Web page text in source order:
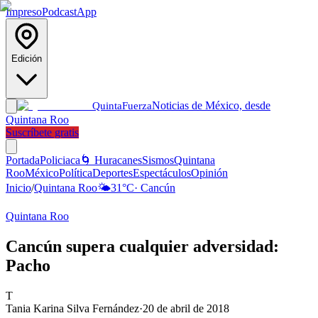
ImpresoPodcastApp
Edición
QuintaFuerzaNoticias de México, desde
Quintana Roo
Suscríbete gratis
PortadaPoliciaca 🌀 HuracanesSismosQuintana
RooMéxicoPolíticaDeportesEspectáculosOpinión
Inicio/Quintana Roo🌤️31°C· Cancún
Quintana Roo
Cancún supera cualquier adversidad:
Pacho
T
Tania Karina Silva Fernández·20 de abril de 2018